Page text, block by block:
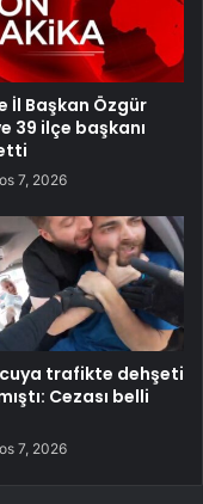
İl Başkan Özgür
39 ilçe başkanı
7, 2026
trafikte dehşeti
Cezası belli
7, 2026